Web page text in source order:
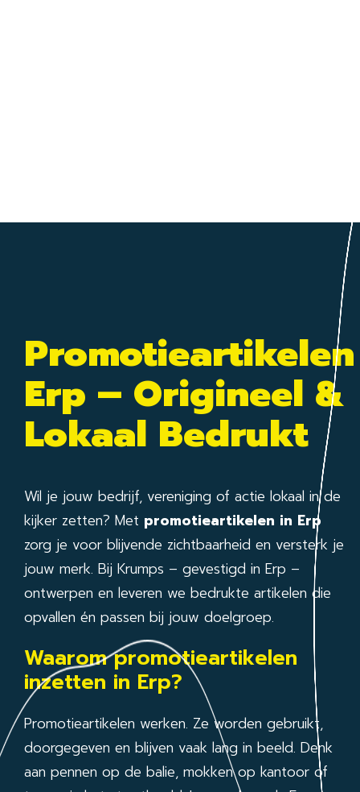
Promotieartikelen
Erp – Origineel &
Lokaal Bedrukt
Wil je jouw bedrijf, vereniging of actie lokaal in de
kijker zetten? Met promotieartikelen in Erp
zorg je voor blijvende zichtbaarheid en versterk je
jouw merk. Bij Krumps – gevestigd in Erp –
ontwerpen en leveren we bedrukte artikelen die
opvallen én passen bij jouw doelgroep.
Waarom promotieartikelen
inzetten in Erp?
Promotieartikelen werken. Ze worden gebruikt,
doorgegeven en blijven vaak lang in beeld. Denk
aan pennen op de balie, mokken op kantoor of